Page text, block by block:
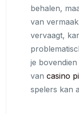
behalen,
van
vervaagt,
je
van casino
spelers kan